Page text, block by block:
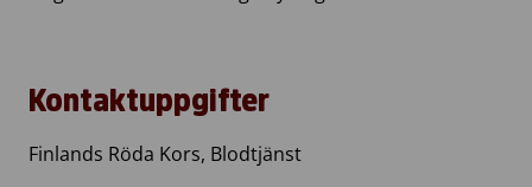
Kontaktuppgifter
Finlands Röda Kors, Blodtjänst